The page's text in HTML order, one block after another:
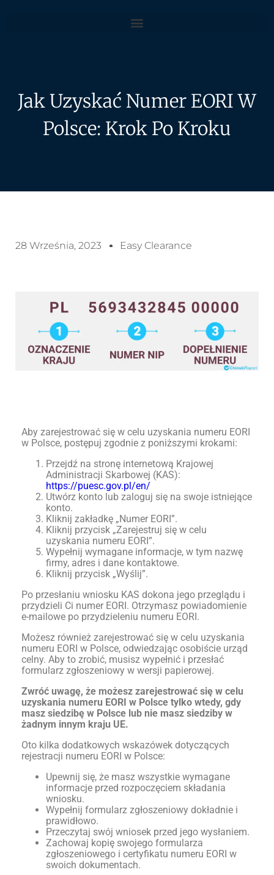
Jak Uzyskać Numer EORI W
Polsce: Krok Po Kroku
28 Września, 2023 Easy Clearance
Aby zarejestrować się w celu uzyskania numeru EORI
w Polsce, postępuj zgodnie z poniższymi krokami:
Przejdź na stronę internetową Krajowej
Administracji Skarbowej (KAS):
https://puesc.gov.pl/en/
Utwórz konto lub zaloguj się na swoje istniejące
konto.
Kliknij zakładkę „Numer EORI”.
Kliknij przycisk „Zarejestruj się w celu
uzyskania numeru EORI”.
Wypełnij wymagane informacje, w tym nazwę
firmy, adres i dane kontaktowe.
Kliknij przycisk „Wyślij”.
Po przesłaniu wniosku KAS dokona jego przeglądu i
przydzieli Ci numer EORI. Otrzymasz powiadomienie
e-mailowe po przydzieleniu numeru EORI.
Możesz również zarejestrować się w celu uzyskania
numeru EORI w Polsce, odwiedzając osobiście urząd
celny. Aby to zrobić, musisz wypełnić i przesłać
formularz zgłoszeniowy w wersji papierowej.
Zwróć uwagę, że możesz zarejestrować się w celu
uzyskania numeru EORI w Polsce tylko wtedy, gdy
masz siedzibę w Polsce lub nie masz siedziby w
żadnym innym kraju UE.
Oto kilka dodatkowych wskazówek dotyczących
rejestracji numeru EORI w Polsce:
Upewnij się, że masz wszystkie wymagane
informacje przed rozpoczęciem składania
wniosku.
Wypełnij formularz zgłoszeniowy dokładnie i
prawidłowo.
Przeczytaj swój wniosek przed jego wysłaniem.
Zachowaj kopię swojego formularza
zgłoszeniowego i certyfikatu numeru EORI w
swoich dokumentach.